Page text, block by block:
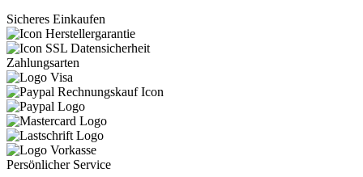
Sicheres Einkaufen
Zahlungsarten
Persönlicher Service